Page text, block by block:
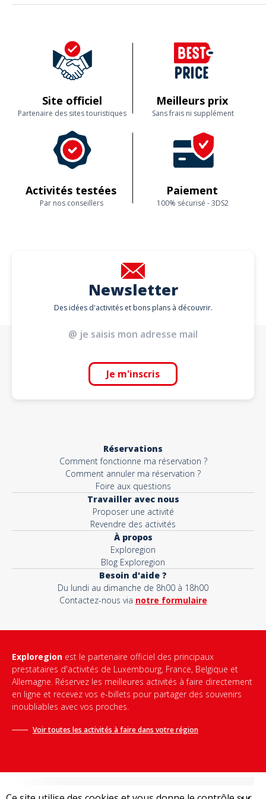
Site officiel
Partenaire des sites touristiques
Meilleurs prix
Sans frais ni supplément
Activités testées
Par nos conseillers
Paiement
100% sécurisé - 3DS2
Newsletter
Des idées d'activités et bons plans à découvrir.
Je m'inscris
Réservations
Comment fonctionne ma réservation ?
Comment annuler ma réservation ?
Foire aux questions
Travailler avec nous
Proposer une activité
Revendre des activités
À propos
Exploregion
Blog Exploregion
Besoin d'aide ?
Du lundi au dimanche de 8h00 à 18h00
Contactez-nous via notre formulaire
Exploregion est le partenaire officiel des principaux
prestataires d'activités de Luxembourg, France, Belgique et
Allemagne. Réservez les meilleures activités à faire directement
en ligne et recevez vos e-billets pour partager des souvenirs
inoubliables avec vos proches.
Voir toutes les activités à faire dans votre région